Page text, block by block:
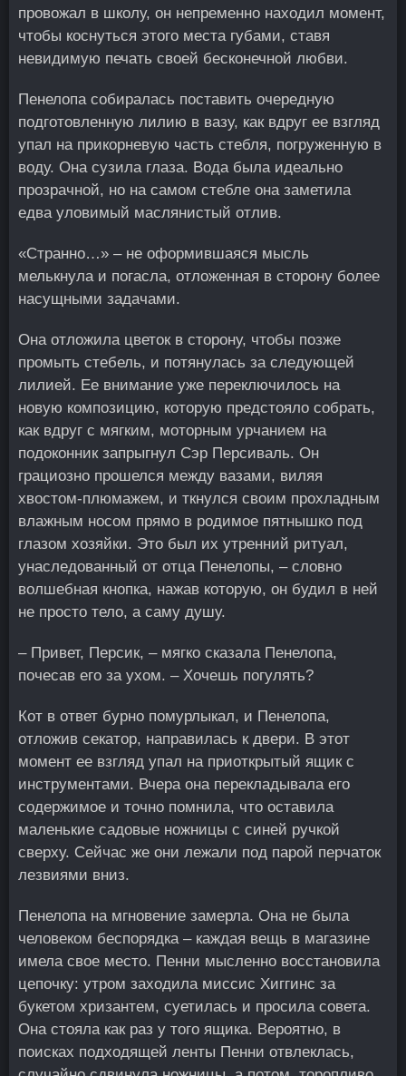
провожал в школу, он непременно находил момент,
чтобы коснуться этого места губами, ставя
невидимую печать своей бесконечной любви.
Пенелопа собиралась поставить очередную
подготовленную лилию в вазу, как вдруг ее взгляд
упал на прикорневую часть стебля, погруженную в
воду. Она сузила глаза. Вода была идеально
прозрачной, но на самом стебле она заметила
едва уловимый маслянистый отлив.
«Странно…» – не оформившаяся мысль
мелькнула и погасла, отложенная в сторону более
насущными задачами.
Она отложила цветок в сторону, чтобы позже
промыть стебель, и потянулась за следующей
лилией. Ее внимание уже переключилось на
новую композицию, которую предстояло собрать,
как вдруг с мягким, моторным урчанием на
подоконник запрыгнул Сэр Персиваль. Он
грациозно прошелся между вазами, виляя
хвостом-плюмажем, и ткнулся своим прохладным
влажным носом прямо в родимое пятнышко под
глазом хозяйки. Это был их утренний ритуал,
унаследованный от отца Пенелопы, – словно
волшебная кнопка, нажав которую, он будил в ней
не просто тело, а саму душу.
– Привет, Персик, – мягко сказала Пенелопа,
почесав его за ухом. – Хочешь погулять?
Кот в ответ бурно помурлыкал, и Пенелопа,
отложив секатор, направилась к двери. В этот
момент ее взгляд упал на приоткрытый ящик с
инструментами. Вчера она перекладывала его
содержимое и точно помнила, что оставила
маленькие садовые ножницы с синей ручкой
сверху. Сейчас же они лежали под парой перчаток
лезвиями вниз.
Пенелопа на мгновение замерла. Она не была
человеком беспорядка – каждая вещь в магазине
имела свое место. Пенни мысленно восстановила
цепочку: утром заходила миссис Хиггинс за
букетом хризантем, суетилась и просила совета.
Она стояла как раз у того ящика. Вероятно, в
поисках подходящей ленты Пенни отвлеклась,